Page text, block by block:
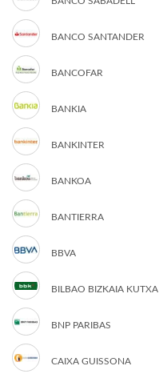
BANCO SANTANDER
BANCOFAR
BANKIA
BANKINTER
BANKOA
BANTIERRA
BBVA
BILBAO BIZKAIA KUTXA
BNP PARIBAS
CAIXA GUISSONA